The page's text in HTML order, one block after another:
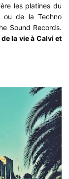
les platines du
ou de la Techno
Sound Records.
la vie à Calvi et